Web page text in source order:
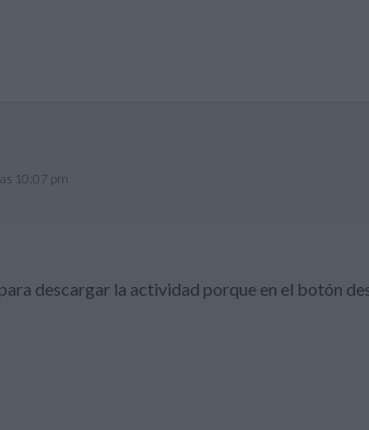
10:07 pm
descargar la actividad porque en el botón